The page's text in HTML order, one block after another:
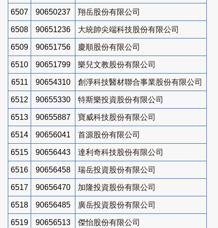
6507 90650237 翔岳股份有限公司
6508 90651236 大統帥尖端科技股份有限公司
6509 90651756 慶順股份有限公司
6510 90651799 樂兒文教股份有限公司
6511 90654310 創淨科技醫材聯合事業股份有限公司
6512 90655330 特斯樂投資股份有限公司
6513 90655887 寶威科技股份有限公司
6514 90656041 首源股份有限公司
6515 90656443 達利奇科技股份有限公司
6516 90656458 瑞岳投資股份有限公司
6517 90656470 加隆投資股份有限公司
6518 90656485 廣岳投資股份有限公司
6519 90656513 傑怡股份有限公司